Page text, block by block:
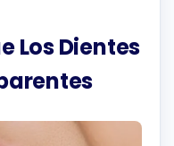
Los Dientes